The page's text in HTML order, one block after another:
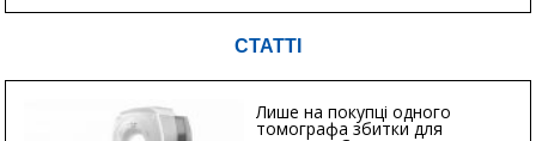
СТАТТІ
Лише на покупці одного
томографа збитки для